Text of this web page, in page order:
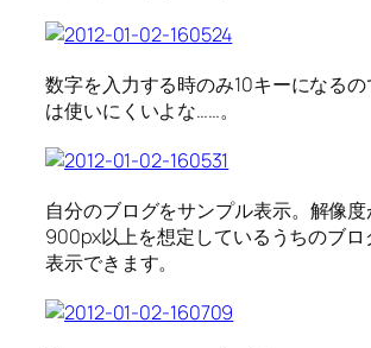
数字を入力する時のみ10キーになる
は使いにくいよな……。
自分のブログをサンプル表示。解像
900px以上を想定しているうちのブロ
表示できます。